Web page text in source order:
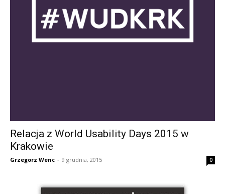
Relacja z World Usability Days 2015 w
Krakowie
Grzegorz Wenc - 9 grudnia, 2015 0